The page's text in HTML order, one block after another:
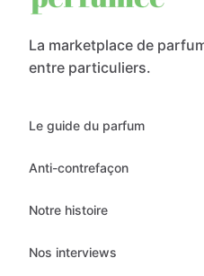
La marketplace de
entre particuliers.
Le guide du parfum
Anti-contrefaçon
Notre histoire
Nos interviews